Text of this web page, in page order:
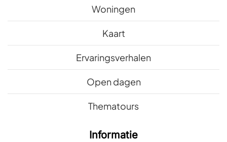
Woningen
Kaart
Ervaringsverhalen
Open dagen
Thematours
Informatie